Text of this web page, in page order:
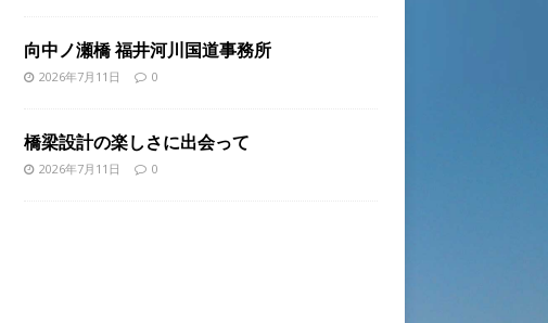
向中ノ瀬橋 福井河川国道事務所
2026年7月11日 0
橋梁設計の楽しさに出会って
2026年7月11日 0